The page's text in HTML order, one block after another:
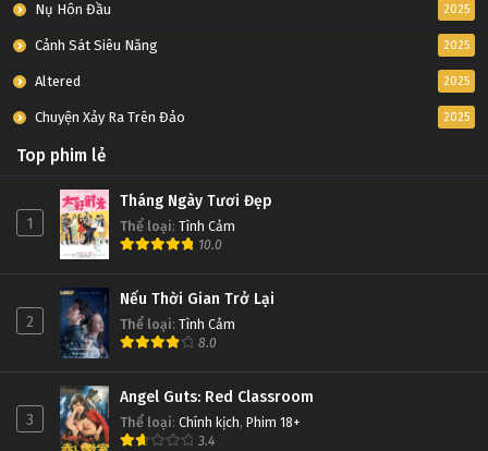
Nụ Hôn Đầu 2025
Cảnh Sát Siêu Năng 2025
Altered 2025
Chuyện Xảy Ra Trên Đảo 2025
Top phim lẻ
1
Tháng Ngày Tươi Đẹp
Thể loại: Tình Cảm
10.0
2
Nếu Thời Gian Trở Lại
Thể loại: Tình Cảm
8.0
3
Angel Guts: Red Classroom
Thể loại: Chính kịch, Phim 18+
3.4